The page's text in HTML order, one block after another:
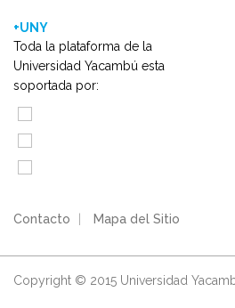
+UNY
Toda la plataforma de la
Universidad Yacambú esta
soportada por:
Contacto Mapa del Sitio
Copyright © 2015 Universidad